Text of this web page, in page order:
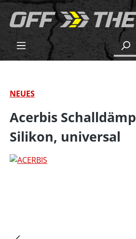
springen
NEUES
Acerbis
Silikon, universal